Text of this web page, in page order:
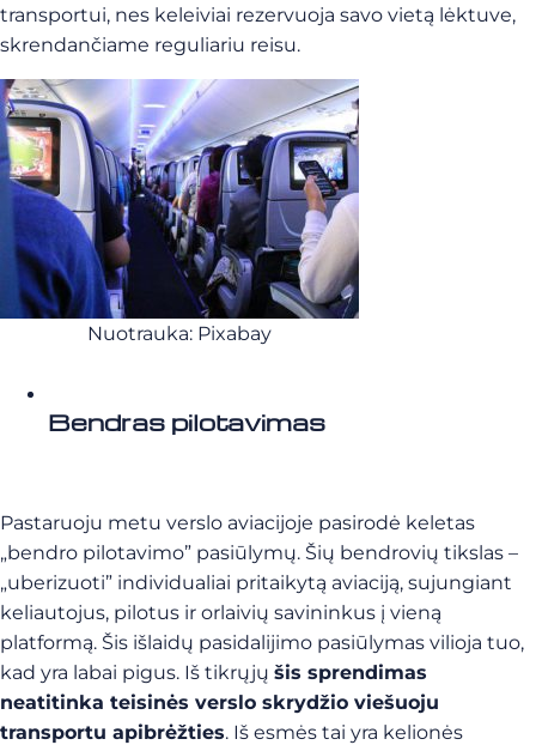
transportui, nes keleiviai rezervuoja savo vietą lėktuve,
skrendančiame reguliariu reisu.
Nuotrauka: Pixabay
Bendras pilotavimas
Pastaruoju metu verslo aviacijoje pasirodė keletas
„bendro pilotavimo” pasiūlymų. Šių bendrovių tikslas –
„uberizuoti” individualiai pritaikytą aviaciją, sujungiant
keliautojus, pilotus ir orlaivių savininkus į vieną
platformą. Šis išlaidų pasidalijimo pasiūlymas vilioja tuo,
kad yra labai pigus. Iš tikrųjų šis sprendimas
neatitinka teisinės verslo skrydžio viešuoju
transportu apibrėžties. Iš esmės tai yra kelionės